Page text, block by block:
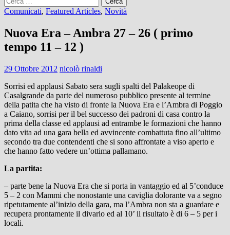
per:
Comunicati, Featured Articles, Novità
Nuova Era – Ambra 27 – 26 ( primo
tempo 11 – 12 )
29 Ottobre 2012 nicolò rinaldi
Sorrisi ed applausi Sabato sera sugli spalti del Palakeope di
Casalgrande da parte del numeroso pubblico presente al termine
della patita che ha visto di fronte la Nuova Era e l’Ambra di Poggio
a Caiano, sorrisi per il bel successo dei padroni di casa contro la
prima della classe ed applausi ad entrambe le formazioni che hanno
dato vita ad una gara bella ed avvincente combattuta fino all’ultimo
secondo tra due contendenti che si sono affrontate a viso aperto e
che hanno fatto vedere un’ottima pallamano.
La partita:
– parte bene la Nuova Era che si porta in vantaggio ed al 5’conduce
5 – 2 con Mammi che nonostante una caviglia dolorante va a segno
ripetutamente al’inizio della gara, ma l’Ambra non sta a guardare e
recupera prontamente il divario ed al 10’ il risultato è di 6 – 5 per i
locali.